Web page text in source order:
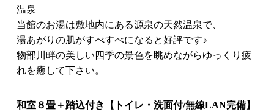
温泉
当館のお湯は敷地内にある源泉の天然温泉で、
湯あがりの肌がすべすべになると好評です♪
物部川畔の美しい四季の景色を眺めながらゆっくり疲
れを癒して下さい。
和室８畳＋踏込付き【トイレ・洗面付/無線LAN完備】